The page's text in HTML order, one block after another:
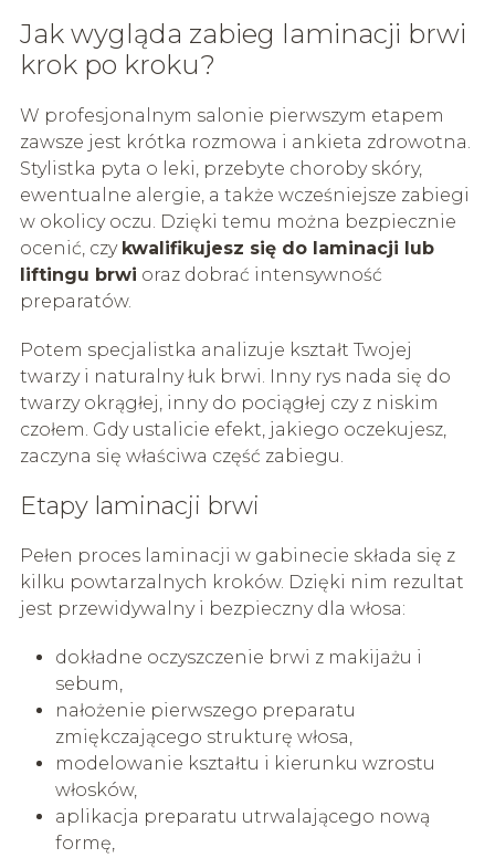
Jak wygląda zabieg laminacji brwi
krok po kroku?
W profesjonalnym salonie pierwszym etapem
zawsze jest krótka rozmowa i ankieta zdrowotna.
Stylistka pyta o leki, przebyte choroby skóry,
ewentualne alergie, a także wcześniejsze zabiegi
w okolicy oczu. Dzięki temu można bezpiecznie
ocenić, czy kwalifikujesz się do laminacji lub
liftingu brwi oraz dobrać intensywność
preparatów.
Potem specjalistka analizuje kształt Twojej
twarzy i naturalny łuk brwi. Inny rys nada się do
twarzy okrągłej, inny do pociągłej czy z niskim
czołem. Gdy ustalicie efekt, jakiego oczekujesz,
zaczyna się właściwa część zabiegu.
Etapy laminacji brwi
Pełen proces laminacji w gabinecie składa się z
kilku powtarzalnych kroków. Dzięki nim rezultat
jest przewidywalny i bezpieczny dla włosa:
dokładne oczyszczenie brwi z makijażu i
sebum,
nałożenie pierwszego preparatu
zmiękczającego strukturę włosa,
modelowanie kształtu i kierunku wzrostu
włosków,
aplikacja preparatu utrwalającego nową
formę,